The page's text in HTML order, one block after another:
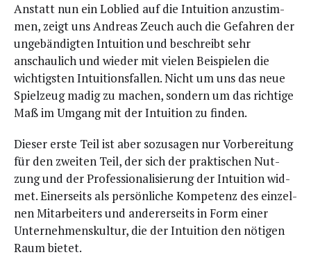
Anstatt nun ein Lob­lied auf die Intui­ti­on anzu­stim­
men, zeigt uns Andre­as Zeuch auch die Gefah­ren der
unge­bän­dig­ten Intui­ti­on und beschreibt sehr
anschau­lich und wie­der mit vie­len Bei­spie­len die
wich­tigs­ten Intui­ti­ons­fal­len. Nicht um uns das neue
Spiel­zeug madig zu machen, son­dern um das rich­ti­ge
Maß im Umgang mit der Intui­ti­on zu finden.
Die­ser ers­te Teil ist aber sozu­sa­gen nur Vor­be­rei­tung
für den zwei­ten Teil, der sich der prak­ti­schen Nut­
zung und der Pro­fes­sio­na­li­sie­rung der Intui­ti­on wid­
met. Einer­seits als per­sön­li­che Kom­pe­tenz des ein­zel­
nen Mit­ar­bei­ters und ande­rer­seits in Form einer
Unter­neh­mens­kul­tur, die der Intui­ti­on den nöti­gen
Raum bietet.